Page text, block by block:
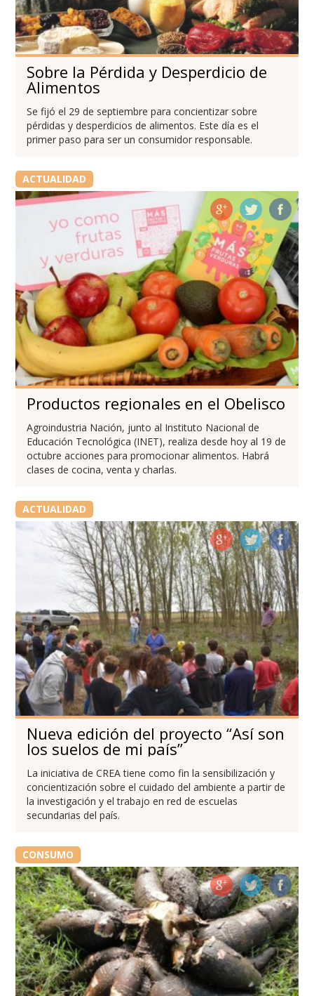
Sobre la Pérdida y Desperdicio de
Alimentos
Se fijó el 29 de septiembre para concientizar sobre
pérdidas y desperdicios de alimentos. Este día es el
primer paso para ser un consumidor responsable.
ACTUALIDAD
Productos regionales en el Obelisco
Agroindustria Nación, junto al Instituto Nacional de
Educación Tecnológica (INET), realiza desde hoy al 19 de
octubre acciones para promocionar alimentos. Habrá
clases de cocina, venta y charlas.
ACTUALIDAD
Nueva edición del proyecto “Así son
los suelos de mi país”
La iniciativa de CREA tiene como fin la sensibilización y
concientización sobre el cuidado del ambiente a partir de
la investigación y el trabajo en red de escuelas
secundarias del país.
CONSUMO